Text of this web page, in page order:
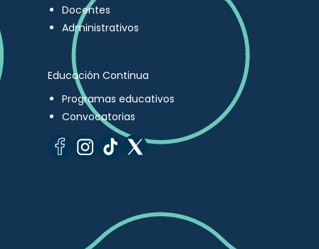
Docentes
Administrativos
Educación Continua
Programas educativos
Convocatorias